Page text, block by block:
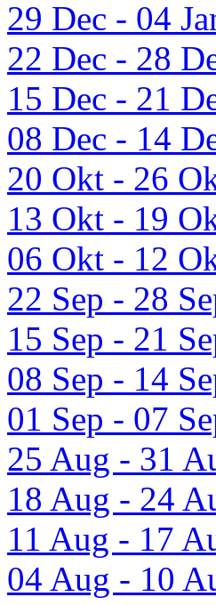
29 Dec - 04
22 Dec - 28
15 Dec - 21
08 Dec - 14
20 Okt - 26
13 Okt - 19
06 Okt - 12
22 Sep - 28
15 Sep - 21
08 Sep - 14
01 Sep - 07
25 Aug - 31
18 Aug - 24
11 Aug - 17
04 Aug - 10